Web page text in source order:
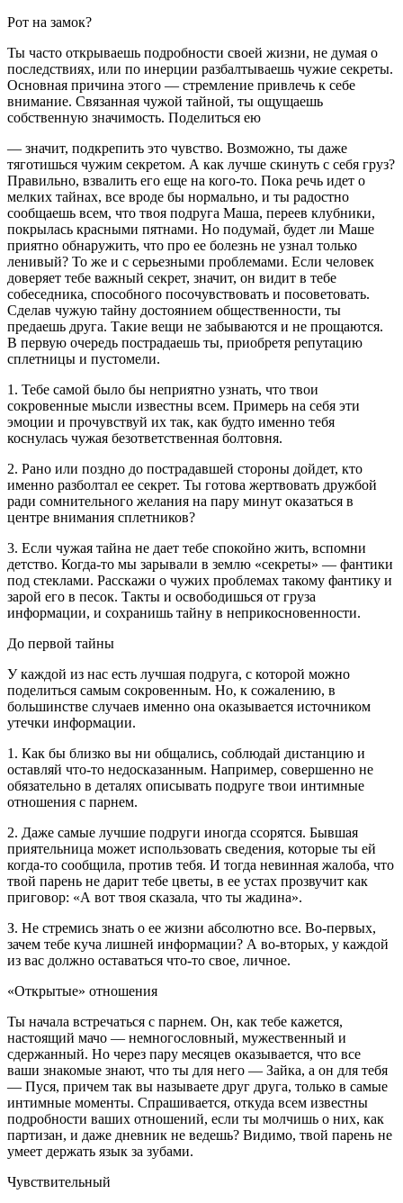
Рот на замок?
Ты часто открываешь подробности своей жизни, не думая о
последствиях, или по инерции разбалтываешь чужие секреты.
Основная причина этого — стремление привлечь к себе
внимание. Связанная чужой тайной, ты ощущаешь
собственную значимость. Поделиться ею
— значит, подкрепить это чувство. Возможно, ты даже
тяготишься чужим секретом. А как лучше скинуть с себя груз?
Правильно, взвалить его еще на кого-то. Пока речь идет о
мелких тайнах, все вроде бы нормально, и ты радостно
сообщаешь всем, что твоя подруга Маша, переев клубники,
покрылась красными пятнами. Но подумай, будет ли Маше
приятно обнаружить, что про ее болезнь не узнал только
ленивый? То же и с серьезными проблемами. Если человек
доверяет тебе важный секрет, значит, он видит в тебе
собеседника, способного посочувствовать и посоветовать.
Сделав чужую тайну достоянием общественности, ты
предаешь друга. Такие вещи не забываются и не прощаются.
В первую очередь пострадаешь ты, приобретя репутацию
сплетницы и пустомели.
1. Тебе самой было бы неприятно узнать, что твои
сокровенные мысли известны всем. Примерь на себя эти
эмоции и прочувствуй их так, как будто именно тебя
коснулась чужая безответственная болтовня.
2. Рано или поздно до пострадавшей стороны дойдет, кто
именно разболтал ее секрет. Ты готова жертвовать дружбой
ради сомнительного желания на пару минут оказаться в
центре внимания сплетников?
3. Если чужая тайна не дает тебе спокойно жить, вспомни
детство. Когда-то мы зарывали в землю «секреты» — фантики
под стеклами. Расскажи о чужих проблемах такому фантику и
зарой его в песок. Такты и освободишься от груза
информации, и сохранишь тайну в неприкосновенности.
До первой тайны
У каждой из нас есть лучшая подруга, с которой можно
поделиться самым сокровенным. Но, к сожалению, в
большинстве случаев именно она оказывается источником
утечки информации.
1. Как бы близко вы ни общались, соблюдай дистанцию и
оставляй что-то недосказанным. Например, совершенно не
обязательно в деталях описывать подруге твои интимные
отношения с парнем.
2. Даже самые лучшие подруги иногда ссорятся. Бывшая
приятельница может использовать сведения, которые ты ей
когда-то сообщила, против тебя. И тогда невинная жалоба, что
твой парень не дарит тебе цветы, в ее устах прозвучит как
приговор: «А вот твоя сказала, что ты жадина».
З. Не стремись знать о ее жизни абсолютно все. Во-первых,
зачем тебе куча лишней информации? А во-вторых, у каждой
из вас должно оставаться что-то свое, личное.
«Открытые» отношения
Ты начала встречаться с парнем. Он, как тебе кажется,
настоящий мачо — немногословный, мужественный и
сдержанный. Но через пару месяцев оказывается, что все
ваши знакомые знают, что ты для него — Зайка, а он для тебя
— Пуся, причем так вы называете друг друга, только в самые
интимные моменты. Спрашивается, откуда всем известны
подробности ваших отношений, если ты молчишь о них, как
партизан, и даже дневник не ведешь? Видимо, твой парень не
умеет держать язык за зубами.
Чувствительный